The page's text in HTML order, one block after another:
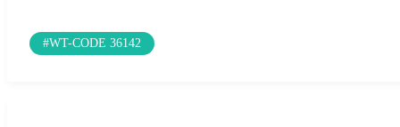
#WT-CODE 36142